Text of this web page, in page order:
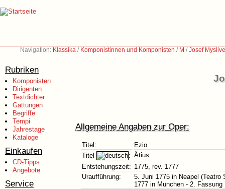
Navigation: Klassika / Komponistinnen und Komponisten / M /Josef
Rubriken
Komponisten
Dirigenten
Textdichter
Gattungen
Begriffe
Tempi
Jahrestage
Kataloge
Einkaufen
CD-Tipps
Angebote
Service
Allgemeine Angaben zur Oper:
Titel:
Ezio
Titel
: Ätius
Entstehungszeit: 1775, rev. 1777
Uraufführung:
5. Juni 1775 in Neapel (Teatro
1777 in München - 2. Fassung